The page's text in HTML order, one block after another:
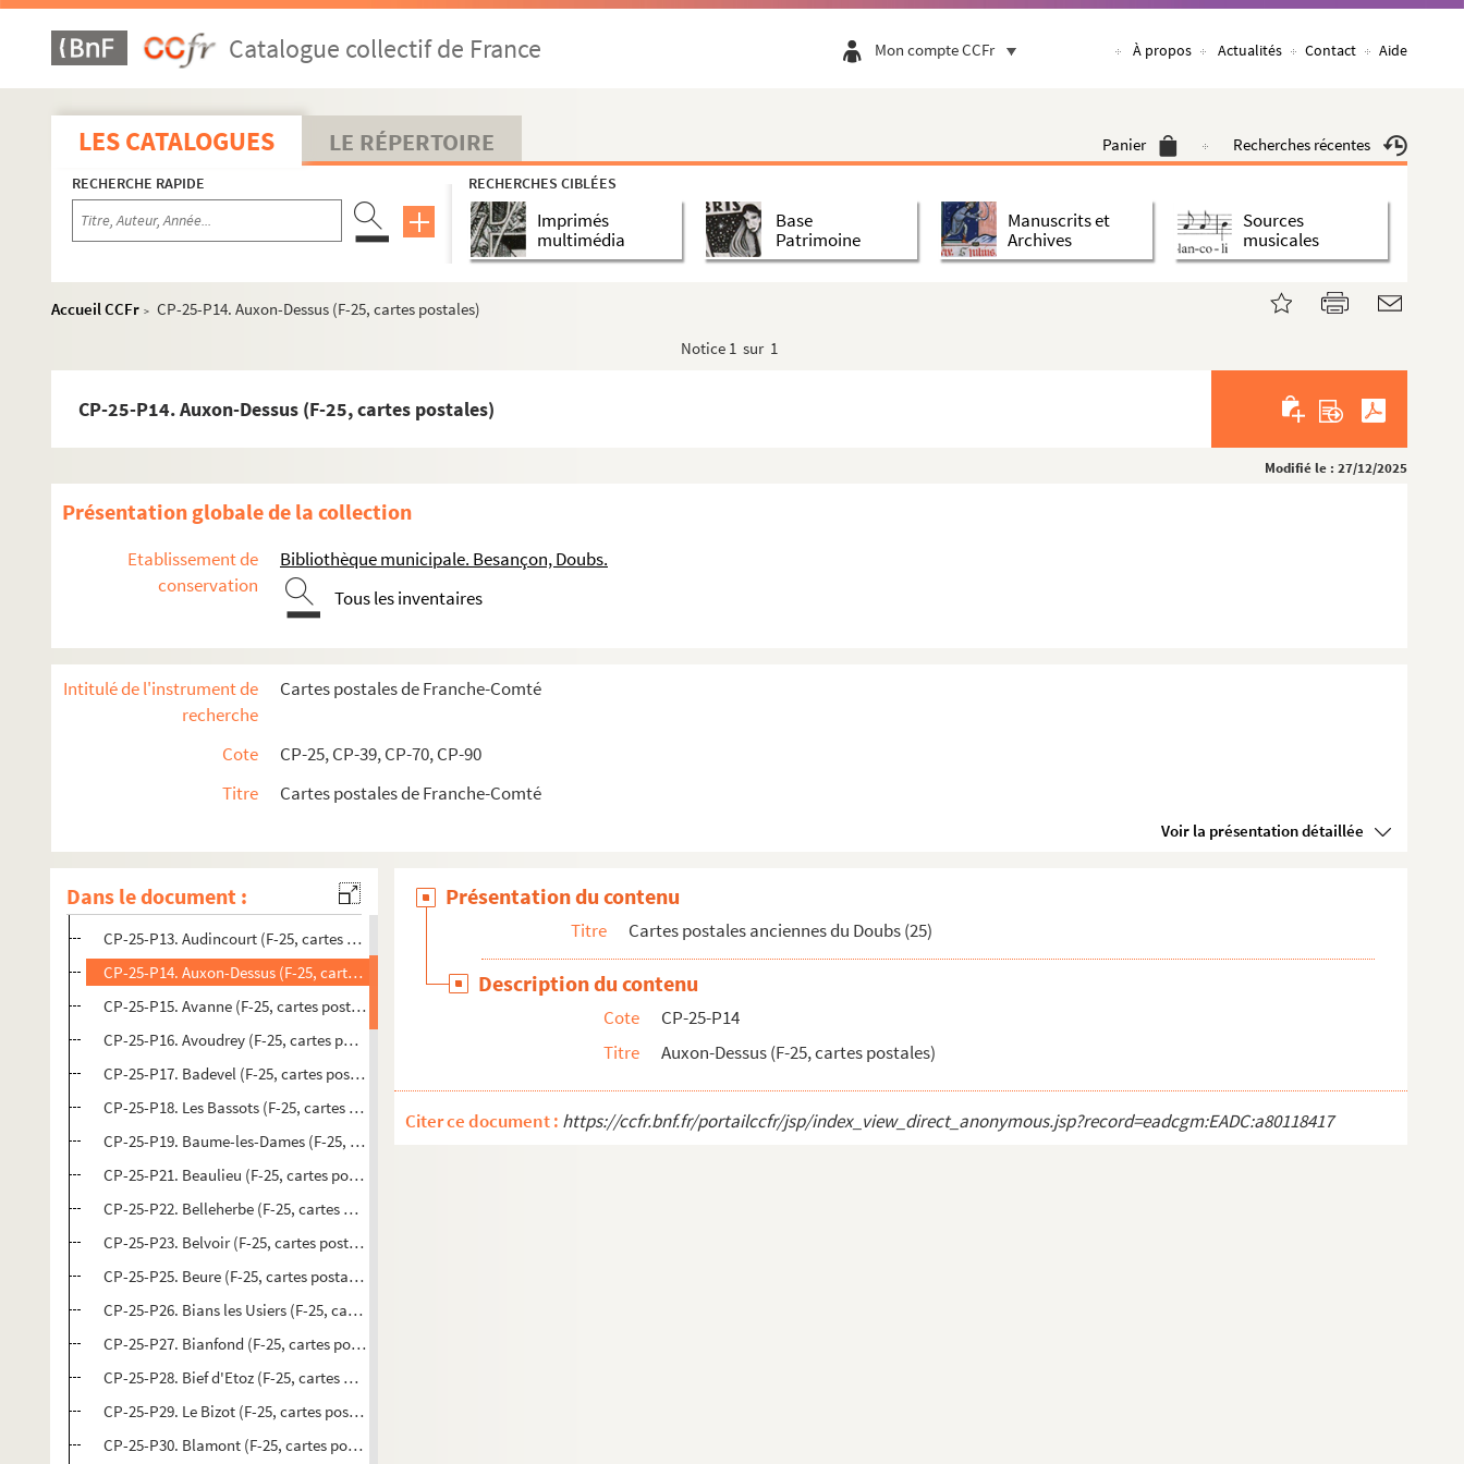
Catalogue collectif de France Mon compte CCFr À propos Actualités Contact Aide
LES CATALOGUES LE RÉPERTOIRE Panier Recherches récentes
RECHERCHE RAPIDE RECHERCHES CIBLÉES
Imprimés
multimédia
Base
Patrimoine
Manuscrits et
Archives
Sources
musicales
Accueil CCFr > CP-25-P14. Auxon-Dessus (F-25, cartes postales)
Notice 1 sur 1
CP-25-P14. Auxon-Dessus (F-25, cartes postales)
Modifié le : 27/12/2025
Présentation globale de la collection
Etablissement de
conservation
Bibliothèque municipale. Besançon, Doubs.
Tous les inventaires
Intitulé de l'instrument de
recherche
Cartes postales de Franche-Comté
Cote
CP-25, CP-39, CP-70, CP-90
Titre
Cartes postales de Franche-Comté
Voir la présentation détaillée
Dans le document :
CP-25-P1. Abbenans (F-25, cartes postales)
CP-25-P2. Abbevillers (F-25, cartes postales)
CP-25-P5. Arc et Senans (F-25, cartes postales)
CP-25-P6. Arc-sous-Cicon (F-25, cartes postales)
CP-25-P8. Arcier (sources) (F-25, cartes postales)
CP-25-P9. Areuse (gorges) (F-25, cartes postales)
CP-25-P11. Audeux (F-25, cartes postales)
CP-25-P12. Audeux (vallée) (F-25, cartes postales)
CP-25-P13. Audincourt (F-25, cartes postales)
CP-25-P14. Auxon-Dessus (F-25, cartes postales)
CP-25-P15. Avanne (F-25, cartes postales)
CP-25-P16. Avoudrey (F-25, cartes postales)
CP-25-P17. Badevel (F-25, cartes postales)
CP-25-P18. Les Bassots (F-25, cartes postales)
CP-25-P19. Baume-les-Dames (F-25, cartes postales)
CP-25-P21. Beaulieu (F-25, cartes postales)
CP-25-P22. Belleherbe (F-25, cartes postales)
CP-25-P23. Belvoir (F-25, cartes postales)
CP-25-P25. Beure (F-25, cartes postales)
CP-25-P26. Bians les Usiers (F-25, cartes postales)
CP-25-P27. Bianfond (F-25, cartes postales)
CP-25-P28. Bief d'Etoz (F-25, cartes postales)
CP-25-P29. Le Bizot (F-25, cartes postales)
CP-25-P30. Blamont (F-25, cartes postales)
Présentation du contenu
Titre Cartes postales anciennes du Doubs (25)
Description du contenu
Cote
CP-25-P14
Titre
Auxon-Dessus (F-25, cartes postales)
Citer ce document : https://ccfr.bnf.fr/portailccfr/jsp/index_view_direct_anonymous.jsp?record=eadcgm:EADC:a80118417